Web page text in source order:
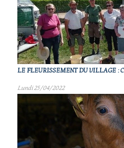
LE FLEURISSEMENT DU VILLAGE :
Lundi 25/04/2022